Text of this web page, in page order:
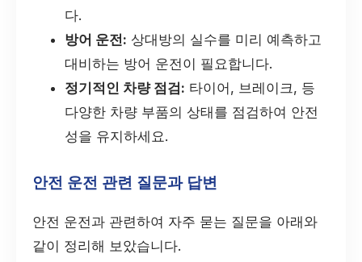
다.
방어 운전: 상대방의 실수를 미리 예측하고
대비하는 방어 운전이 필요합니다.
정기적인 차량 점검: 타이어, 브레이크, 등
다양한 차량 부품의 상태를 점검하여 안전
성을 유지하세요.
안전 운전 관련 질문과 답변
안전 운전과 관련하여 자주 묻는 질문을 아래와
같이 정리해 보았습니다.